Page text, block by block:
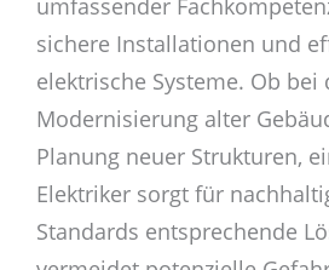
umfassender
sichere Installationen und
elektrische Systeme. Ob bei
Modernisierung alter
Planung neuer Strukturen,
Elektriker sorgt für
Standards entsprechende